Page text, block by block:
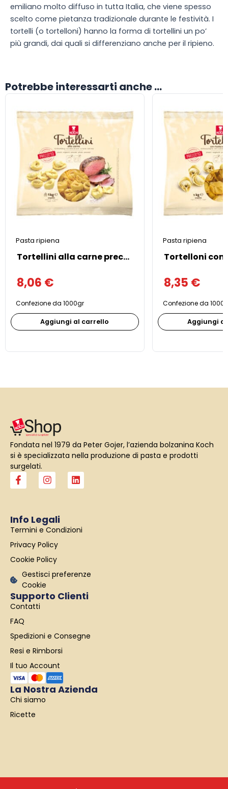
emiliano molto diffuso in tutta Italia, che viene spesso
scelto come pietanza tradizionale durante le festività. I
tortelli (o tortelloni) hanno la forma di tortellini un po’
più grandi, dai quali si differenziano anche per il ripieno.
Potrebbe interessarti anche ...
Pasta ripiena
Tortellini alla carne precotti
8,06 €
Confezione da 1000gr
Aggiungi al carrello
Pasta ripiena
8,35 €
Confezione da
Aggiungi
Fondata nel 1979 da Peter Gojer, l’azienda bolzanina Koch
si è specializzata nella produzione di pasta e prodotti
surgelati.
F
a
o
o
k
-
f
I
n
g
r
a
m
L
i
i
Supporto Clienti
Contatti
FAQ
Spedizioni e Consegne
Resi e Rimborsi
Il tuo Account
Info Legali
Termini e Condizioni
Privacy Policy
Cookie Policy
Gestisci preferenze
Cookie
La Nostra Azienda
Chi siamo
Ricette